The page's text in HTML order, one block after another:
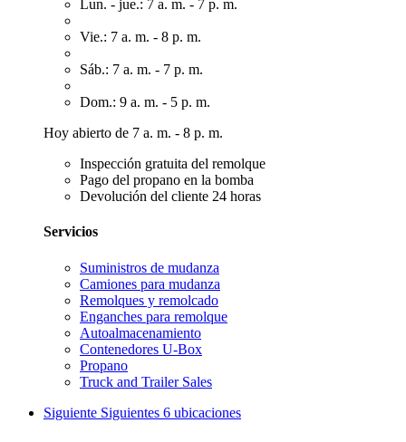
Lun. - jue.: 7 a. m. - 7 p. m.
Vie.: 7 a. m. - 8 p. m.
Sáb.: 7 a. m. - 7 p. m.
Dom.: 9 a. m. - 5 p. m.
Hoy abierto de 7 a. m. - 8 p. m.
Inspección gratuita del remolque
Pago del propano en la bomba
Devolución del cliente 24 horas
Servicios
Suministros de mudanza
Camiones para mudanza
Remolques y remolcado
Enganches para remolque
Autoalmacenamiento
Contenedores U-Box
Propano
Truck and Trailer Sales
Siguiente Siguientes 6 ubicaciones